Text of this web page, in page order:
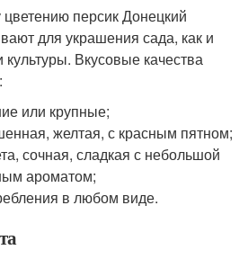
персик Донецкий
для украшения сада, как и
культуры. Вкусовые качества
или крупные;
желтая, с красным пятном;
сочная, сладкая с небольшой
ароматом;
в любом виде.